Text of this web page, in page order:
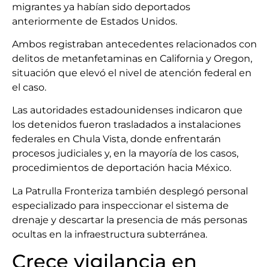
migrantes ya habían sido deportados
anteriormente de Estados Unidos.
Ambos registraban antecedentes relacionados con
delitos de metanfetaminas en California y Oregon,
situación que elevó el nivel de atención federal en
el caso.
Las autoridades estadounidenses indicaron que
los detenidos fueron trasladados a instalaciones
federales en Chula Vista, donde enfrentarán
procesos judiciales y, en la mayoría de los casos,
procedimientos de deportación hacia México.
La Patrulla Fronteriza también desplegó personal
especializado para inspeccionar el sistema de
drenaje y descartar la presencia de más personas
ocultas en la infraestructura subterránea.
Crece vigilancia en